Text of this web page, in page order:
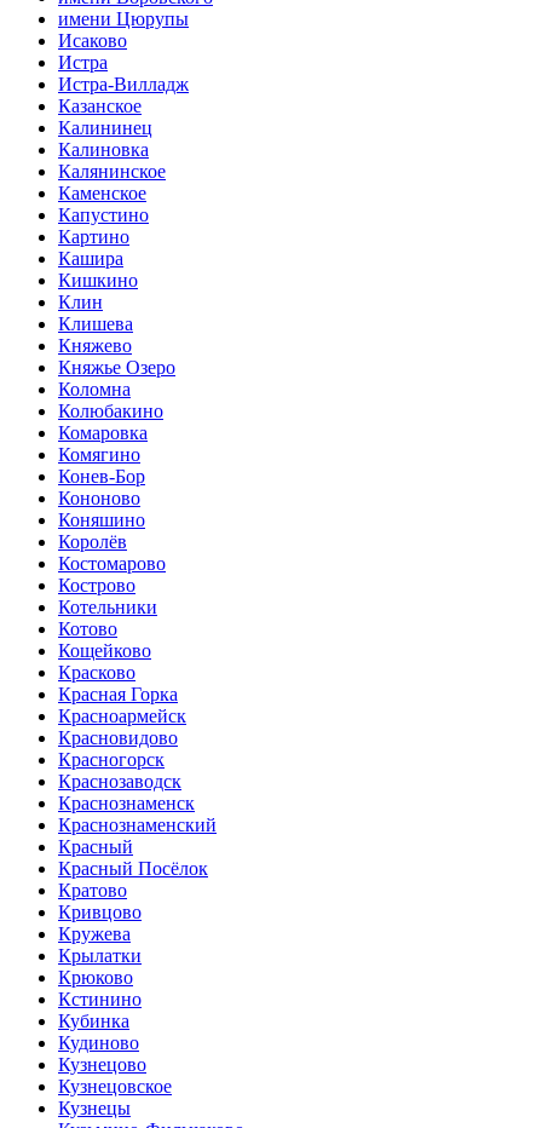
имени Цюрупы
Исаково
Истра
Истра-Вилладж
Казанское
Калининец
Калиновка
Калянинское
Каменское
Капустино
Картино
Кашира
Кишкино
Клин
Клишева
Княжево
Княжье Озеро
Коломна
Колюбакино
Комаровка
Комягино
Конев-Бор
Кононово
Коняшино
Королёв
Костомарово
Кострово
Котельники
Котово
Кощейково
Красково
Красная Горка
Красноармейск
Красновидово
Красногорск
Краснозаводск
Краснознаменск
Краснознаменский
Красный
Красный Посёлок
Кратово
Кривцово
Кружева
Крылатки
Крюково
Кстинино
Кубинка
Кудиново
Кузнецово
Кузнецовское
Кузнецы